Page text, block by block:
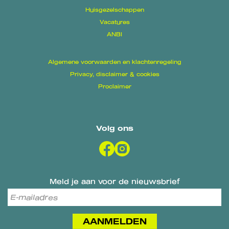
Huisgezelschappen
Vacatures
ANBI
Algemene voorwaarden en klachtenregeling
Privacy, disclaimer & cookies
Proclaimer
Volg ons
Meld je aan voor de nieuwsbrief
AANMELDEN